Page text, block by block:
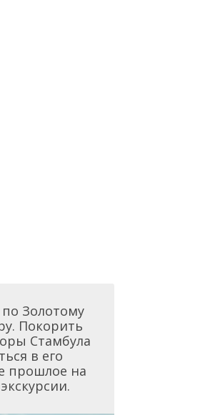
Золотому
Покорить
Стамбула
в его
прошлое на